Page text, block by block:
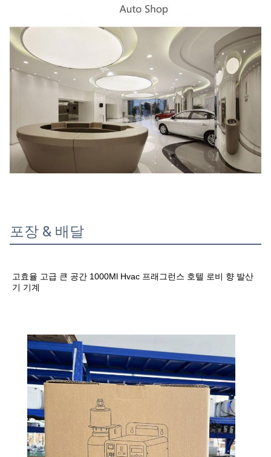
포장 & 배달
고효율 고급 큰 공간 1000Ml Hvac 프래그런스 호텔 로비 향 발산
기 기계